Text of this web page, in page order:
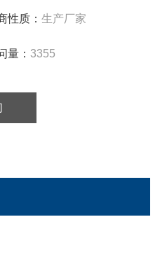
性质： 生产厂家
量： 3355